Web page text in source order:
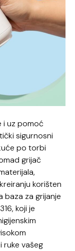
i uz pomoć
sigurnosni
po torbi
grijač
korišten
baza za grijanje
koji je
ruke vašeg